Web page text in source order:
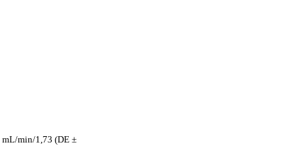
mL/min/1,73 (DE ±